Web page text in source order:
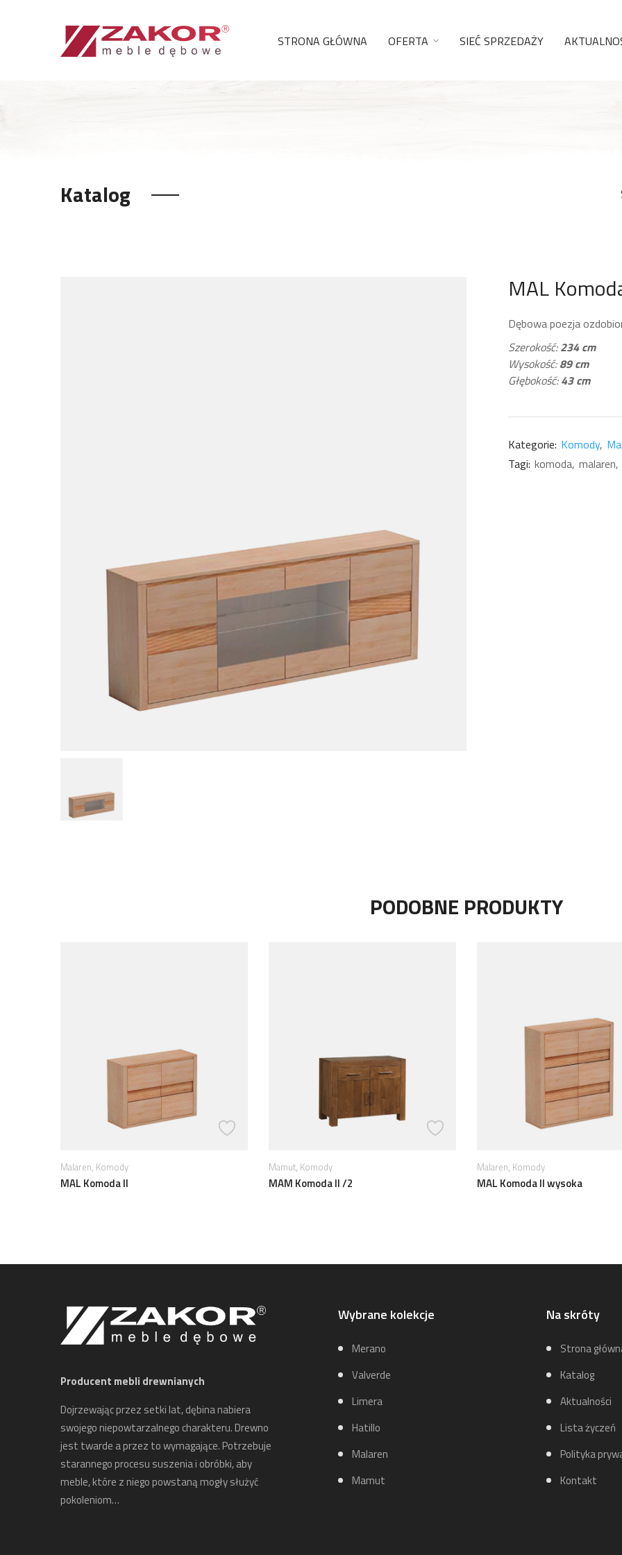
STRONA GŁÓWNA OFERTA SIEĆ SPRZEDAŻY
Katalog
MAL
Dębowa poezja
Szerokość:234 cm
Wysokość:89 cm
Głębokość:43 cm
Kategorie: Komody
Tagi: komoda malaren
PODOBNE PRODUKTY
Mamut, Komody
MAM Komoda II /2
Malaren,Komody
MAL Komoda II wysoka
Malaren ,Barki
MAL Barek
Producent mebli drewnianych
Dojrzewając przez setki lat, dębina nabiera
swojego niepowtarzalnego charakteru. Drewno
jest twarde a przez to wymagające. Potrzebuje
starannego procesu suszenia i obróbki, aby
meble, które z niego powstaną mogły służyć
pokoleniom…
Wybrane kolekcje
Merano
Valverde
Limera
Hatillo
Malaren
Mamut
Na skróty
Strona
Katalog
Aktualności
Lista życzeń
Polityka
Kontakt